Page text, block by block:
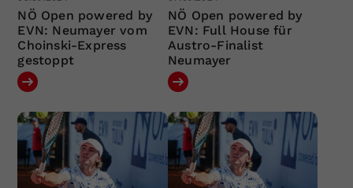
NÖ Open powered by
EVN: Neumayer vom
Choinski-Express
gestoppt
NÖ Open powered by
EVN: Full House für
Austro-Finalist
Neumayer